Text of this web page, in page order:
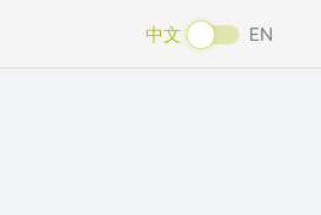
中文 EN